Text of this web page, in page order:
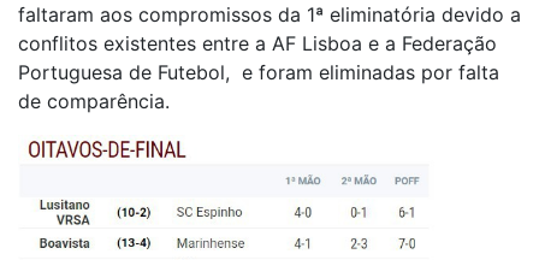
faltaram aos compromissos da 1ª eliminatória devido a
conflitos existentes entre a AF Lisboa e a Federação
Portuguesa de Futebol, e foram eliminadas por falta
de comparência.